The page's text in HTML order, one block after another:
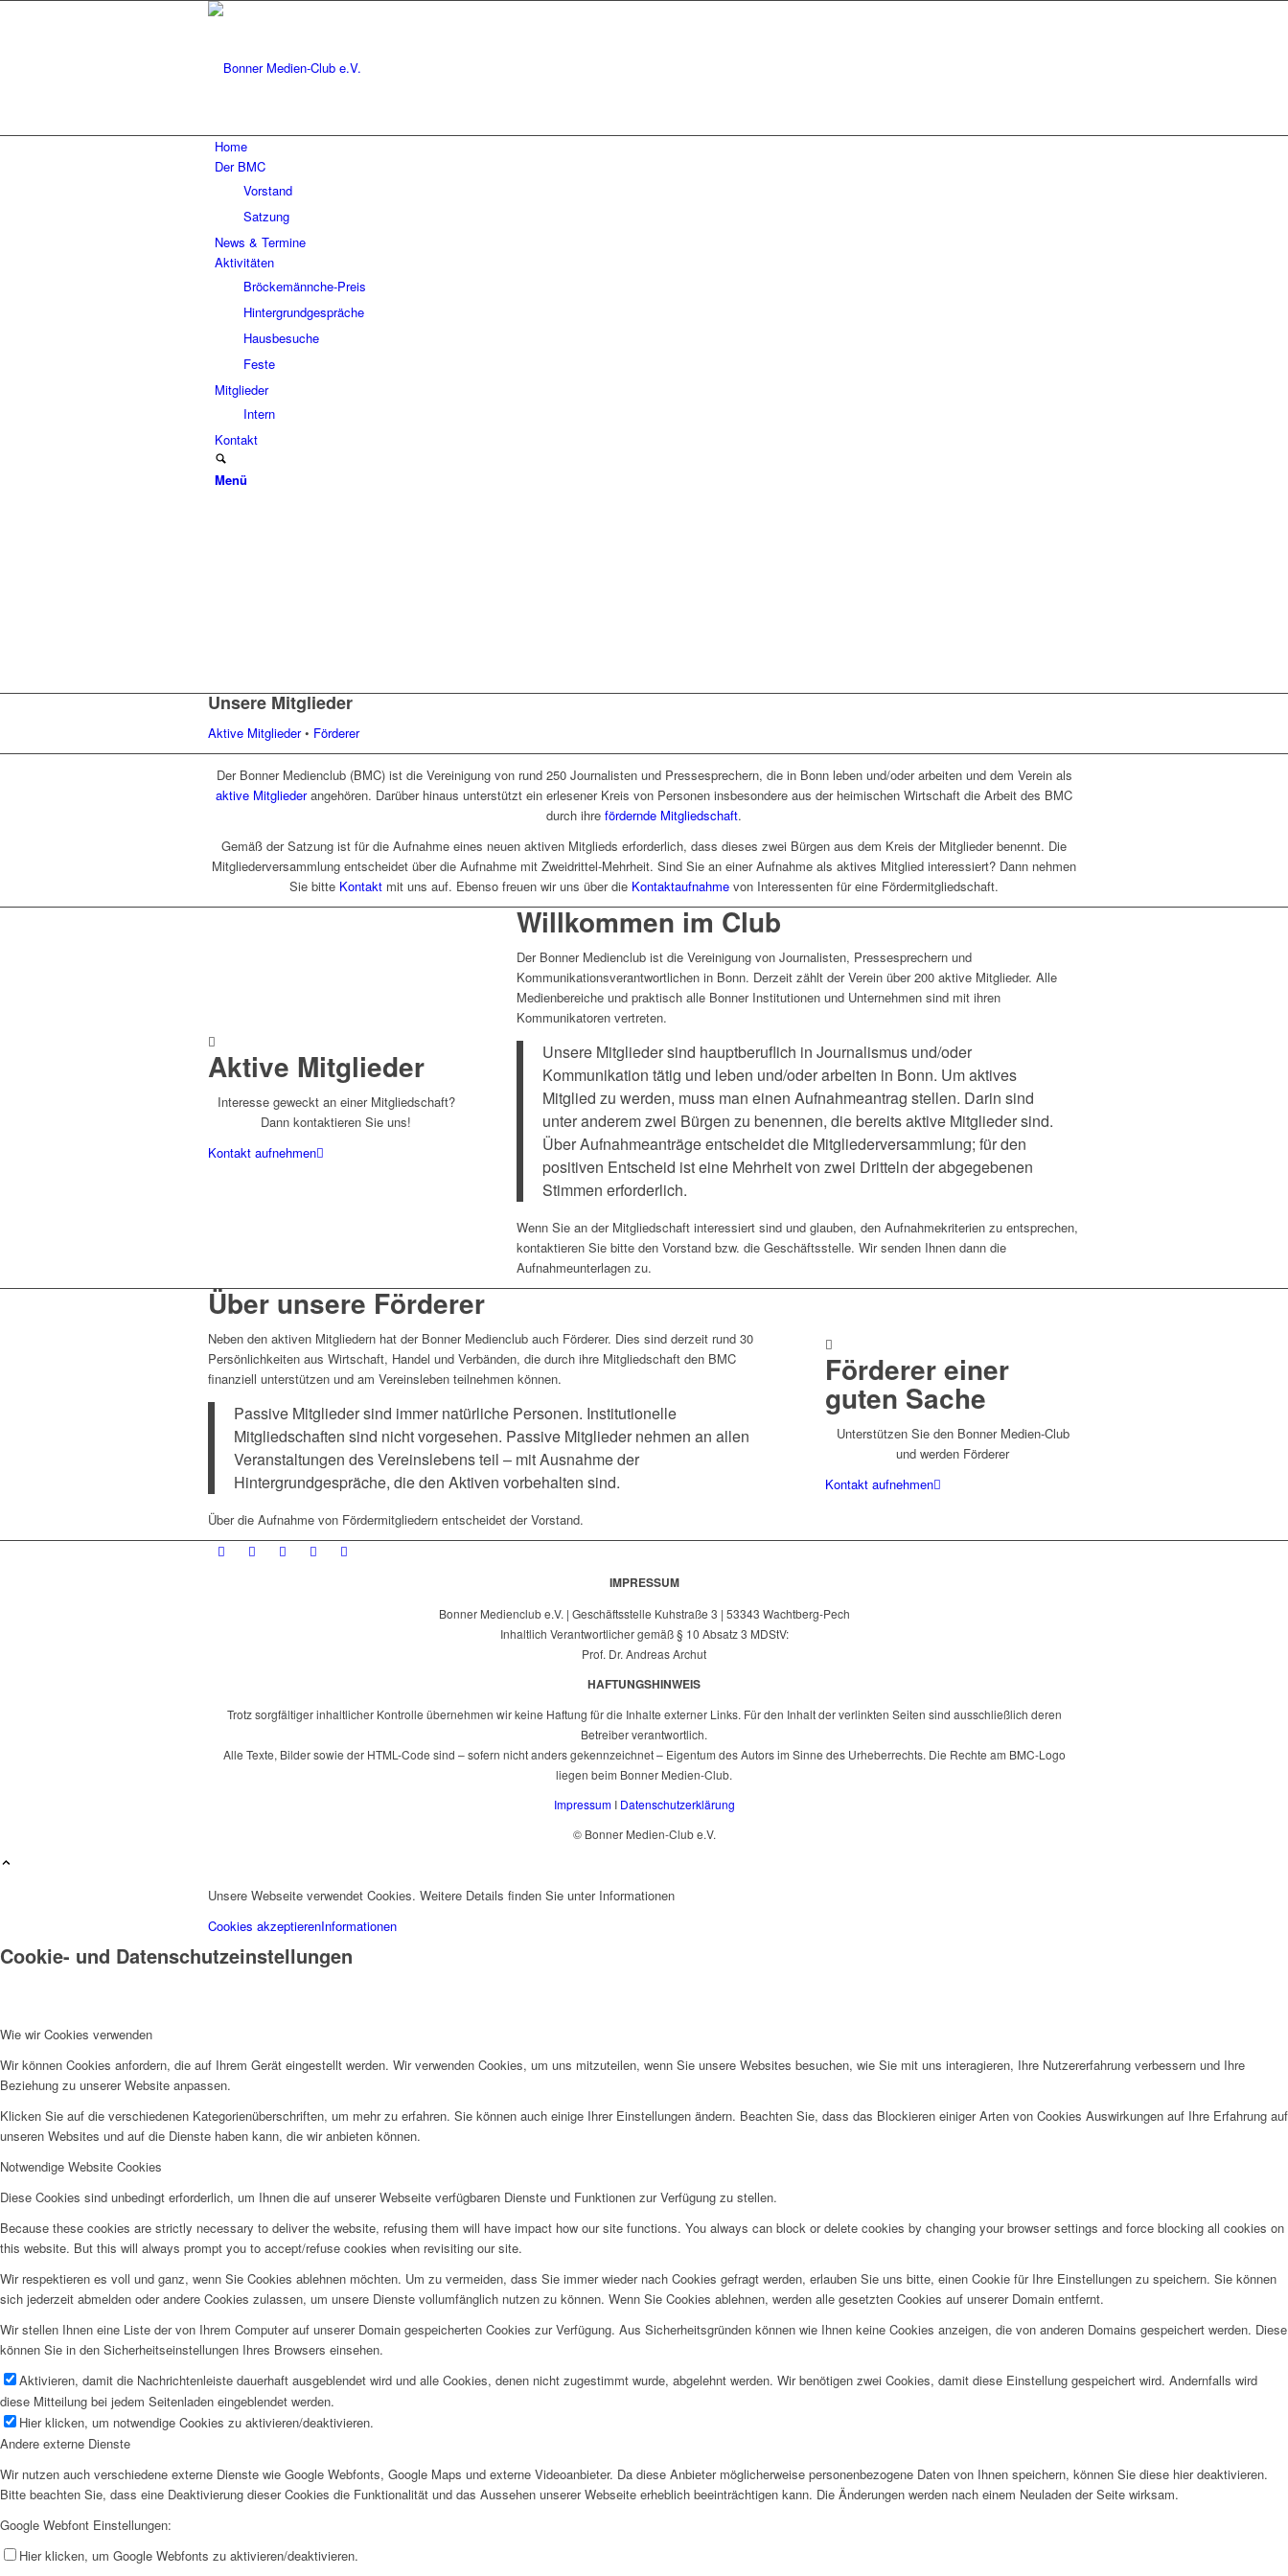
Home
Der BMC
Vorstand
Satzung
News & Termine
Aktivitäten
Bröckemännche-Preis
Hintergrundgespräche
Hausbesuche
Feste
Mitglieder
Intern
Kontakt
Menü
Unsere Mitglieder
Aktive Mitglieder• Förderer
Der Bonner Medienclub (BMC) ist die Vereinigung von rund 250 Journalisten und Pressesprechern, die in Bonn leben und/oder arbeiten und dem Verein als
aktive Mitgliederangehören. Darüber hinaus unterstützt ein erlesener Kreis von Personen insbesondere aus der heimischen Wirtschaft die Arbeit des BMC
durch ihre fördernde Mitgliedschaft.
Gemäß der Satzung ist für die Aufnahme eines neuen aktiven Mitglieds erforderlich, dass dieses zwei Bürgen aus dem Kreis der Mitglieder benennt. Die
Mitgliederversammlung entscheidet über die Aufnahme mit Zweidrittel-Mehrheit. Sind Sie an einer Aufnahme als aktives Mitglied interessiert? Dann nehmen
Sie bitte Kontakt mit uns auf. Ebenso freuen wir uns über die Kontaktaufnahme von Interessenten für eine Fördermitgliedschaft.
Aktive Mitglieder
Interesse geweckt an einer Mitgliedschaft?
Dann kontaktieren Sie uns!
Kontakt aufnehmen
Willkommen im Club
Der Bonner Medienclub ist die Vereinigung von Journalisten, Pressesprechern und
Kommunikationsverantwortlichen in Bonn. Derzeit zählt der Verein über 200 aktive Mitglieder. Alle
Medienbereiche und praktisch alle Bonner Institutionen und Unternehmen sind mit ihren
Kommunikatoren vertreten.
Unsere Mitglieder sind hauptberuflich in Journalismus und/oder
Kommunikation tätig und leben und/oder arbeiten in Bonn. Um aktives
Mitglied zu werden, muss man einen Aufnahmeantrag stellen. Darin sind
unter anderem zwei Bürgen zu benennen, die bereits aktive Mitglieder sind.
Über Aufnahmeanträge entscheidet die Mitgliederversammlung; für den
positiven Entscheid ist eine Mehrheit von zwei Dritteln der abgegebenen
Stimmen erforderlich.
Wenn Sie an der Mitgliedschaft interessiert sind und glauben, den Aufnahmekriterien zu entsprechen,
kontaktieren Sie bitte den Vorstand bzw. die Geschäftsstelle. Wir senden Ihnen dann die
Aufnahmeunterlagen zu.
Über unsere Förderer
Neben den aktiven Mitgliedern hat der Bonner Medienclub auch Förderer. Dies sind derzeit rund 30
Persönlichkeiten aus Wirtschaft, Handel und Verbänden, die durch ihre Mitgliedschaft den BMC
finanziell unterstützen und am Vereinsleben teilnehmen können.
Passive Mitglieder sind immer natürliche Personen. Institutionelle
Mitgliedschaften sind nicht vorgesehen. Passive Mitglieder nehmen an allen
Veranstaltungen des Vereinslebens teil – mit Ausnahme der
Hintergrundgespräche, die den Aktiven vorbehalten sind.
Über die Aufnahme von Fördermitgliedern entscheidet der Vorstand.
Förderer einer
guten Sache
Unterstützen Sie den Bonner Medien-Club
und werden Förderer
Kontakt aufnehmen
IMPRESSUM
Bonner Medienclub e.V. | Geschäftsstelle Kuhstraße 3 | 53343 Wachtberg-Pech
Inhaltlich Verantwortlicher gemäß § 10 Absatz 3 MDStV:
Prof. Dr. Andreas Archut
HAFTUNGSHINWEIS
Trotz sorgfältiger inhaltlicher Kontrolle übernehmen wir keine Haftung für die Inhalte externer Links. Für den Inhalt der verlinkten Seiten sind ausschließlich deren
Betreiber verantwortlich.
Alle Texte, Bilder sowie der HTML-Code sind – sofern nicht anders gekennzeichnet – Eigentum des Autors im Sinne des Urheberrechts. Die Rechte am BMC-Logo
liegen beim Bonner Medien-Club.
ImpressumI Datenschutzerklärung
© Bonner Medien-Club e.V.
Unsere Webseite verwendet Cookies. Weitere Details finden Sie unter Informationen
Cookies akzeptierenInformationen
Cookie- und Datenschutzeinstellungen
Wie wir Cookies verwenden
Wir können Cookies anfordern, die auf Ihrem Gerät eingestellt werden. Wir verwenden Cookies, um uns mitzuteilen, wenn Sie unsere Websites besuchen, wie Sie mit uns interagieren, Ihre Nutzererfahrung verbessern und Ihre
Beziehung zu unserer Website anpassen.
Klicken Sie auf die verschiedenen Kategorienüberschriften, um mehr zu erfahren. Sie können auch einige Ihrer Einstellungen ändern. Beachten Sie, dass das Blockieren einiger Arten von Cookies Auswirkungen auf Ihre Erfahrung auf
unseren Websites und auf die Dienste haben kann, die wir anbieten können.
Notwendige Website Cookies
Diese Cookies sind unbedingt erforderlich, um Ihnen die auf unserer Webseite verfügbaren Dienste und Funktionen zur Verfügung zu stellen.
Because these cookies are strictly necessary to deliver the website, refusing them will have impact how our site functions. You always can block or delete cookies by changing your browser settings and force blocking all cookies on
this website. But this will always prompt you to accept/refuse cookies when revisiting our site.
Wir respektieren es voll und ganz, wenn Sie Cookies ablehnen möchten. Um zu vermeiden, dass Sie immer wieder nach Cookies gefragt werden, erlauben Sie uns bitte, einen Cookie für Ihre Einstellungen zu speichern. Sie können
sich jederzeit abmelden oder andere Cookies zulassen, um unsere Dienste vollumfänglich nutzen zu können. Wenn Sie Cookies ablehnen, werden alle gesetzten Cookies auf unserer Domain entfernt.
Wir stellen Ihnen eine Liste der von Ihrem Computer auf unserer Domain gespeicherten Cookies zur Verfügung. Aus Sicherheitsgründen können wie Ihnen keine Cookies anzeigen, die von anderen Domains gespeichert werden. Diese
können Sie in den Sicherheitseinstellungen Ihres Browsers einsehen.
Aktivieren, damit die Nachrichtenleiste dauerhaft ausgeblendet wird und alle Cookies, denen nicht zugestimmt wurde, abgelehnt werden. Wir benötigen zwei Cookies, damit diese Einstellung gespeichert wird. Andernfalls wird
diese Mitteilung bei jedem Seitenladen eingeblendet werden.
Hier klicken, um notwendige Cookies zu aktivieren/deaktivieren.
Andere externe Dienste
Wir nutzen auch verschiedene externe Dienste wie Google Webfonts, Google Maps und externe Videoanbieter. Da diese Anbieter möglicherweise personenbezogene Daten von Ihnen speichern, können Sie diese hier deaktivieren.
Bitte beachten Sie, dass eine Deaktivierung dieser Cookies die Funktionalität und das Aussehen unserer Webseite erheblich beeinträchtigen kann. Die Änderungen werden nach einem Neuladen der Seite wirksam.
Google Webfont Einstellungen:
Hier klicken, um Google Webfonts zu aktivieren/deaktivieren.